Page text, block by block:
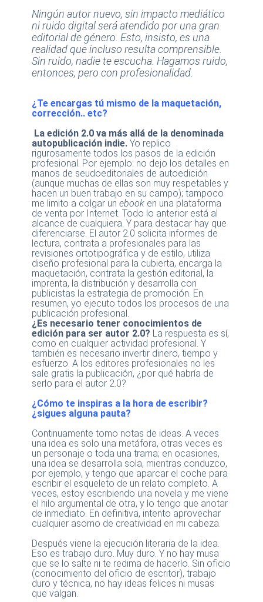
Ningún autor nuevo, sin impacto mediático
ni ruido digital será atendido por una gran
editorial de género. Esto, insisto, es una
realidad que incluso resulta comprensible.
Sin ruido, nadie te escucha. Hagamos ruido,
entonces, pero con profesionalidad.
¿Te encargas tú mismo de la maquetación,
corrección.. etc?
La edición 2.0 va más allá de la denominada
autopublicación indie.Yo replico
rigurosamente todos los pasos de la edición
profesional. Por ejemplo: no dejo los detalles en
manos de seudoeditoriales de autoedición
(aunque muchas de ellas son muy respetables y
hacen un buen trabajo en su campo); tampoco
me limito a colgar un ebooken una plataforma
de venta por Internet. Todo lo anterior está al
alcance de cualquiera. Y para destacar hay que
diferenciarse. El autor 2.0 solicita informes de
lectura, contrata a profesionales para las
revisiones ortotipográfica y de estilo, utiliza
diseño profesional para la cubierta, encarga la
maquetación, contrata la gestión editorial, la
imprenta, la distribución y desarrolla con
publicistas la estrategia de promoción. En
resumen, yo ejecuto todos los procesos de una
publicación profesional.
¿Es necesario tener conocimientos de
edición para ser autor 2.0? La respuesta es sí,
como en cualquier actividad profesional. Y
también es necesario invertir dinero, tiempo y
esfuerzo. A los editores profesionales no les
sale gratis la publicación, ¿por qué habría de
serlo para el autor 2.0?
¿Cómo te inspiras a la hora de escribir?
¿sigues alguna pauta?
Continuamente tomo notas de ideas. A veces
una idea es solo una metáfora, otras veces es
un personaje o toda una trama; en ocasiones,
una idea se desarrolla sola, mientras conduzco,
por ejemplo, y tengo que aparcar el coche para
escribir el esqueleto de un relato completo. A
veces, estoy escribiendo una novela y me viene
el hilo argumental de otra, y lo tengo que anotar
de inmediato. En definitiva, intento aprovechar
cualquier asomo de creatividad en mi cabeza.
Después viene la ejecución literaria de la idea.
Eso es trabajo duro. Muy duro. Y no hay musa
que se lo salte ni te redima de hacerlo. Sin oficio
(conocimiento del oficio de escritor), trabajo
duro y técnica, no hay ideas felices ni musas
que valgan.